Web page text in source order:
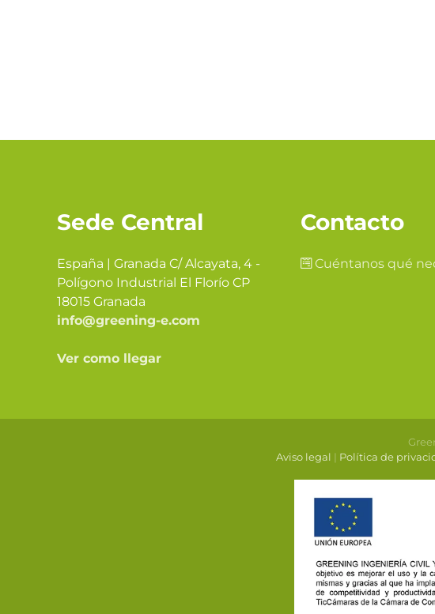
Sede Central
España | Granada C/ Alcayata, 4 -
Polígono Industrial El Florío CP
18015 Granada
info@greening-e.com
Ver como llegar
Contacto
Cuéntanos qué
Aviso legal | Política de